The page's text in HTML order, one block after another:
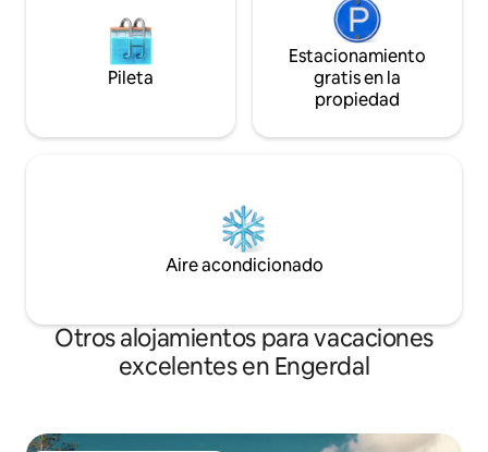
Pileta
Estacionamiento
gratis en la
propiedad
Aire acondicionado
Otros alojamientos para vacaciones
excelentes en Engerdal